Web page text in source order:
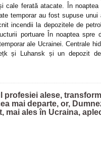
cale ferată atacate. În
temporar au fost supuse unui
incendii la depozitele de
portuare În noaptea spre
ale Ucrainei. Centrale
și Luhansk și un depozit
profesiei alese,
mai departe, or,
mai ales în Ucraina,